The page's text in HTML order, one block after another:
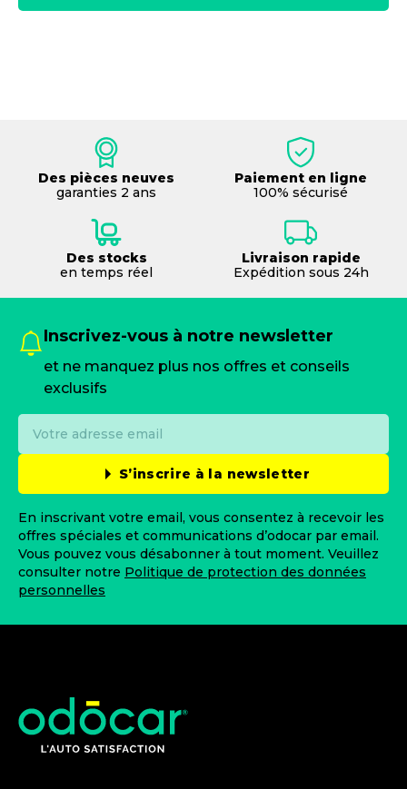
Des pièces neuves
garanties 2 ans
Paiement en ligne
100% sécurisé
Des stocks
en temps réel
Livraison rapide
Expédition sous 24h
Inscrivez-vous à notre newsletter
et ne manquez plus nos offres et conseils
exclusifs
S’inscrire à la newsletter
En inscrivant votre email, vous consentez à recevoir les
offres spéciales et communications d’odocar par email.
Vous pouvez vous désabonner à tout moment. Veuillez
consulter notre Politique de protection des données
personnelles